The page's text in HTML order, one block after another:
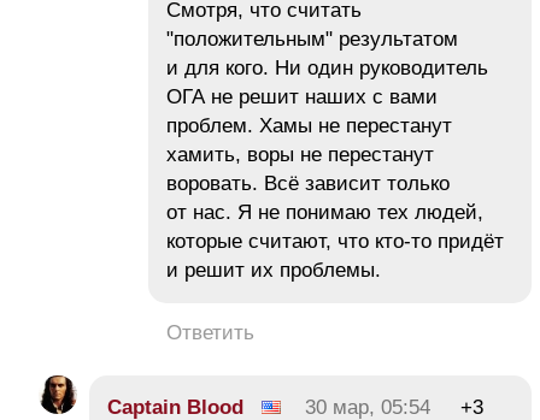
Смотря, что считать
"положительным" результатом
и для кого. Ни один руководитель
ОГА не решит наших с вами
проблем. Хамы не перестанут
хамить, воры не перестанут
воровать. Всё зависит только
от нас. Я не понимаю тех людей,
которые считают, что кто-то придёт
и решит их проблемы.
Ответить
Captain Blood 30 мар, 05:54 +3